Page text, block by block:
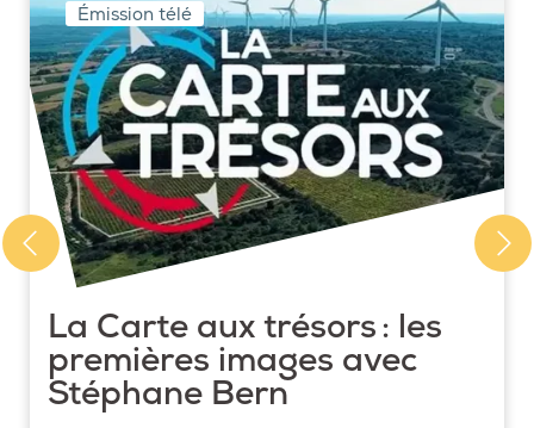
Émission télé
La Carte aux trésors : les
premières images avec
Stéphane Bern